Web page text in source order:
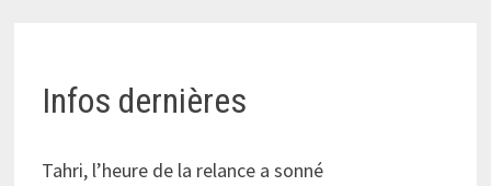
Infos dernières
Tahri, l’heure de la relance a sonné